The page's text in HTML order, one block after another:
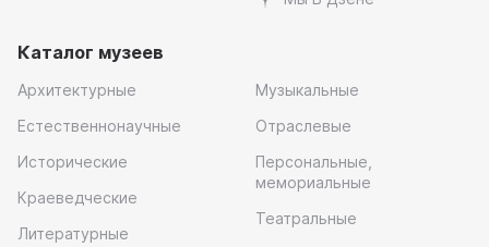
Каталог музеев
Архитектурные
Естественнонаучные
Исторические
Краеведческие
Литературные
Музыкальные
Отраслевые
Персональные,
мемориальные
Театральные